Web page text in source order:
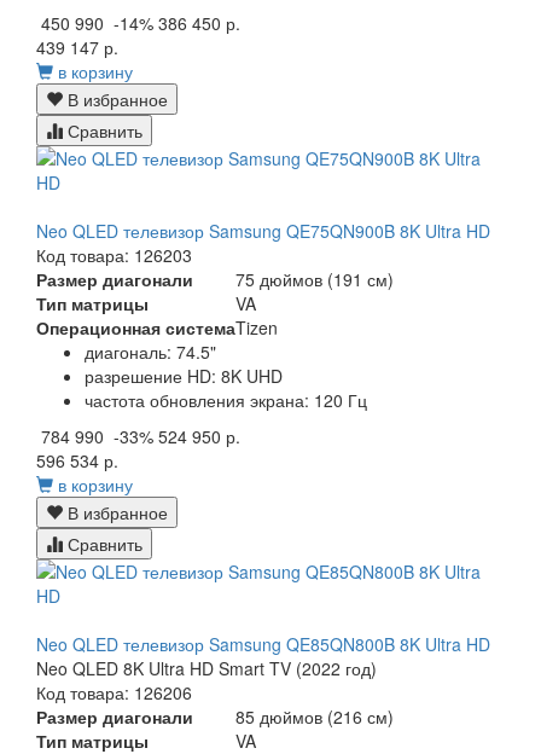
450 990 -14% 386 450 р.
439 147 р.
в корзину
В избранное
Сравнить
Neo QLED телевизор Samsung QE75QN900B 8K Ultra HD
Код товара: 126203
Размер диагонали
75 дюймов (191 см)
Тип матрицы
VA
Операционная системаTizen
диагональ: 74.5"
разрешение HD: 8K UHD
частота обновления экрана: 120 Гц
784 990 -33% 524 950 р.
596 534 р.
в корзину
В избранное
Сравнить
Neo QLED телевизор Samsung QE85QN800B 8K Ultra HD
Neo QLED 8K Ultra HD Smart TV (2022 год)
Код товара: 126206
Размер диагонали
85 дюймов (216 см)
Тип матрицы
VA